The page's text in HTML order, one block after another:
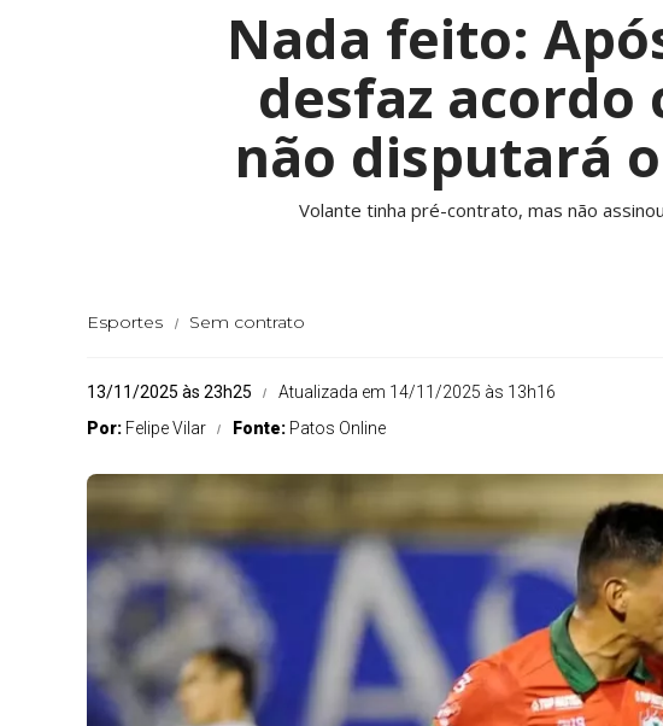
Nada feito:
desfaz acordo
não disputará
Volante tinha pré-contrato, mas não
Esportes Sem contrato
13/11/2025 às 23h25
Atualizada em 14/11/2025 às 13h16
Por: Felipe Vilar Fonte: Patos Online